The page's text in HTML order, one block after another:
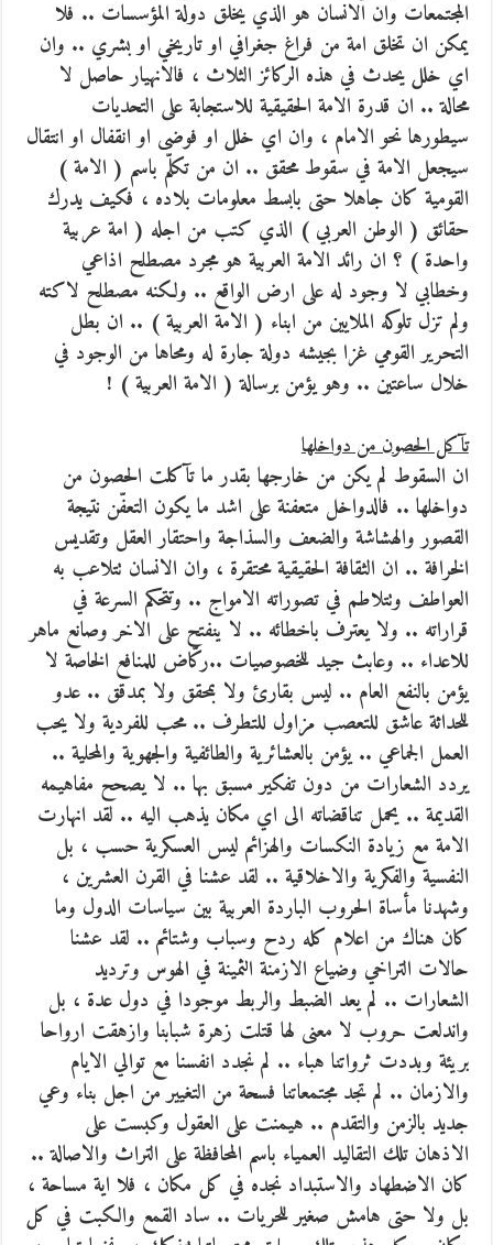
المجتمعات وان الانسان هو الذي يخلق دولة المؤسسات .. فلا
يمكن ان تخلق امة من فراغ جغرافي او تاريخي او بشري .. وان
اي خلل يحدث في هذه الركائز الثلاث ، فالانهيار حاصل لا
محالة .. ان قدرة الامة الحقيقية للاستجابة على التحديات
سيطورها نحو الامام ، وان اي خلل او فوضى او انقفال او انتقال
سيجعل الامة في سقوط محقق .. ان من تكلّم باسم ( الامة )
القومية كان جاهلا حتى بابسط معلومات بلاده ، فكيف يدرك
حقائق ( الوطن العربي ) الذي كتب من اجله ( امة عربية
واحدة ) ؟ ان رائد الامة العربية هو مجرد مصطلح اذاعي
وخطابي لا وجود له على ارض الواقع .. ولكنه مصطلح لاكته
ولم تزل تلوكه الملايين من ابناء ( الامة العربية ) .. ان بطل
التحرير القومي غزا بجيشه دولة جارة له ومحاها من الوجود في
خلال ساعتين .. وهو يؤمن برسالة ( الامة العربية ) !
تآكل الحصون من دواخلها
ان السقوط لم يكن من خارجها بقدر ما تآكلت الحصون من
دواخلها .. فالدواخل متعفنة على اشد ما يكون التعفّن نتيجة
القصور والهشاشة والضعف والسذاجة واحتقار العقل وتقديس
الخرافة .. ان الثقافة الحقيقية محتقرة ، وان الانسان تتلاعب به
العواطف وتتلاطم في تصوراته الامواج .. وتتحكم السرعة في
قراراته .. ولا يعترف باخطائه .. لا ينفتح على الاخر وصانع ماهر
للاعداء .. وعابث جيد للخصوصيات ..ركّاض للمنافع الخاصة لا
يؤمن بالنفع العام .. ليس بقارئ ولا بمحقق ولا بمدقق .. عدو
للحداثة عاشق للتعصب مزاول للتطرف .. محب للفردية ولا يحب
العمل الجماعي .. يؤمن بالعشائرية والطائفية والجهوية والمحلية ..
يردد الشعارات من دون تفكير مسبق بها .. لا يصحح مفاهيمه
القديمة .. يحمل تناقضاته الى اي مكان يذهب اليه .. لقد انهارت
الامة مع زيادة النكسات والهزائم ليس العسكرية حسب ، بل
النفسية والفكرية والاخلاقية .. لقد عشنا في القرن العشرين ،
وشهدنا مأساة الحروب الباردة العربية بين سياسات الدول وما
كان هناك من اعلام كله ردح وسباب وشتائم .. لقد عشنا
حالات التراخي وضياع الازمنة الثمينة في الهوس وترديد
الشعارات .. لم يعد الضبط والربط موجودا في دول عدة ، بل
واندلعت حروب لا معنى لها قتلت زهرة شبابنا وازهقت ارواحا
بريئة وبددت ثرواتنا هباء .. لم نجدد انفسنا مع توالي الايام
والازمان .. لم تجد مجتمعاتنا فسحة من التغيير من اجل بناء وعي
جديد بالزمن والتقدم .. هيمنت على العقول وكبست على
الاذهان تلك التقاليد العمياء باسم المحافظة على التراث والاصالة ..
كان الاضطهاد والاستبداد نجده في كل مكان ، فلا اية مساحة ،
بل ولا حتى هامش صغير للحريات .. ساد القمع والكبت في كل